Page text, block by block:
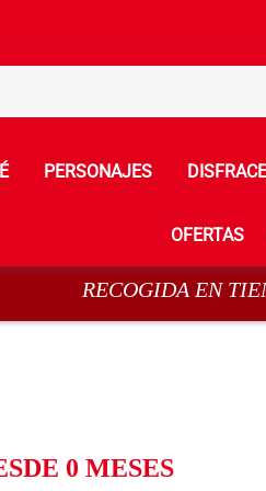
PERSONAJES
OFERTAS
RECOGIDA EN
0 MESES